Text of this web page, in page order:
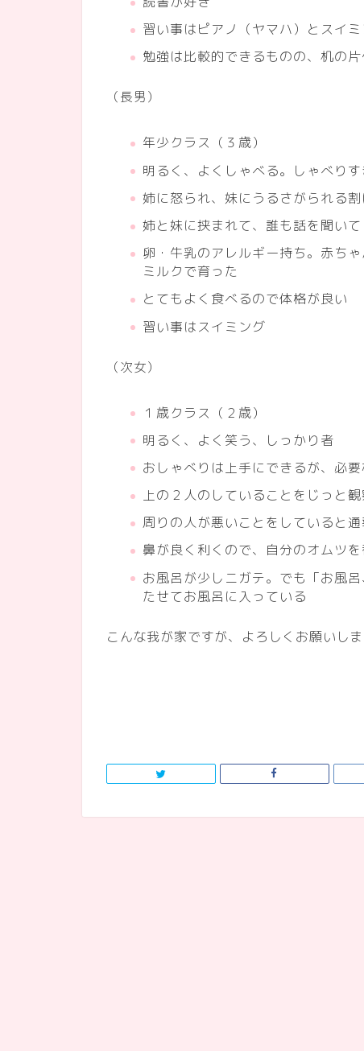
習い事はピアノ（ヤマハ）とスイ
勉強は比較的できるものの、机の
（長男）
年少クラス（３歳）
明るく、よくしゃべる。しゃべり
姉に怒られ、妹にうるさがられる
姉と妹に挟まれて、誰も話を聞い
卵・牛乳のアレルギー持ち。赤ち
ミルクで育った
とてもよく食べるので体格が良い
習い事はスイミング
（次女）
１歳クラス（２歳）
明るく、よく笑う、しっかり者
おしゃべりは上手にできるが、必
上の２人のしていることをじっと
周りの人が悪いことをしていると
鼻が良く利くので、自分のオムツ
お風呂が少しニガテ。でも「お風
たせてお風呂に入っている
こんな我が家ですが、よろしくお願いしま